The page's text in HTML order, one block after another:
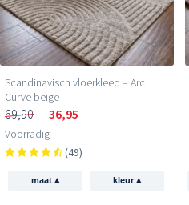
Scandinavisch vloerkleed – Arc
Curve beige
69,90 36,95
Voorradig
(49)
maat ▴ kleur▴